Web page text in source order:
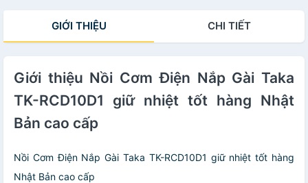
GIỚI THIỆU CHI TIẾT
Giới thiệu Nồi Cơm Điện Nắp Gài Taka
TK-RCD10D1 giữ nhiệt tốt hàng Nhật
Bản cao cấp
Nồi Cơm Điện Nắp Gài Taka TK-RCD10D1 giữ nhiệt tốt hàng
Nhật Bản cao cấp